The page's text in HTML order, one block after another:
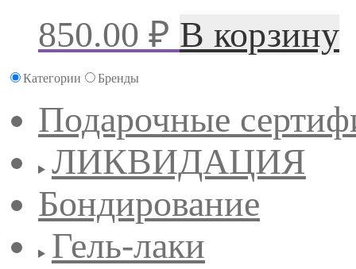
850.00 ₽ В корзину
Категории Бренды
Подарочные
ЛИКВИДАЦИЯ
Бондирование
Гель-лаки